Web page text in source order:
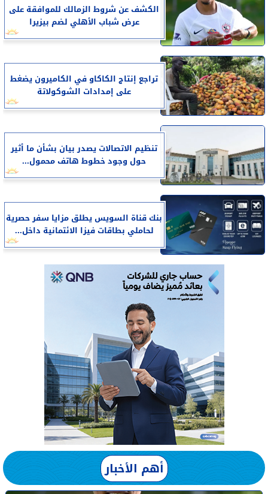
الكشف عن شروط الزمالك للموافقة على
عرض شباب الأهلي لضم بيزيرا
تراجع إنتاج الكاكاو في الكاميرون يضغط
على إمدادات الشوكولاتة
تنظيم الاتصالات يصدر بيان بشأن ما أثير
حول وجود خطوط هاتف محمول...
بنك قناة السويس يطلق مزايا سفر حصرية
لحاملي بطاقات فيزا الائتمانية داخل...
أهم الأخبار